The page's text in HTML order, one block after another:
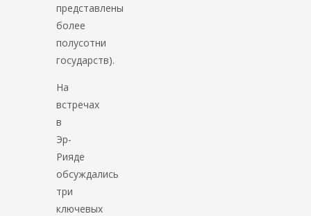
представлены
более
полусотни
государств).
На
встречах
в
Эр-
Рияде
обсуждались
три
ключевых